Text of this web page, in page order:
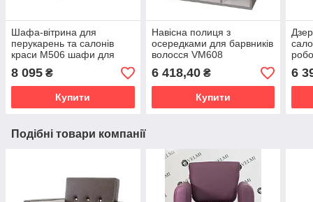
Шафа-вітрина для
перукарень та салонів
краси М506 шафи для
офісів навчальних
кабінетів
8 095 ₴
Купити
Навісна полиця з
осередками для барвників
волосся VM608
6 418,40₴
Купити
6
Подібні товари компанії